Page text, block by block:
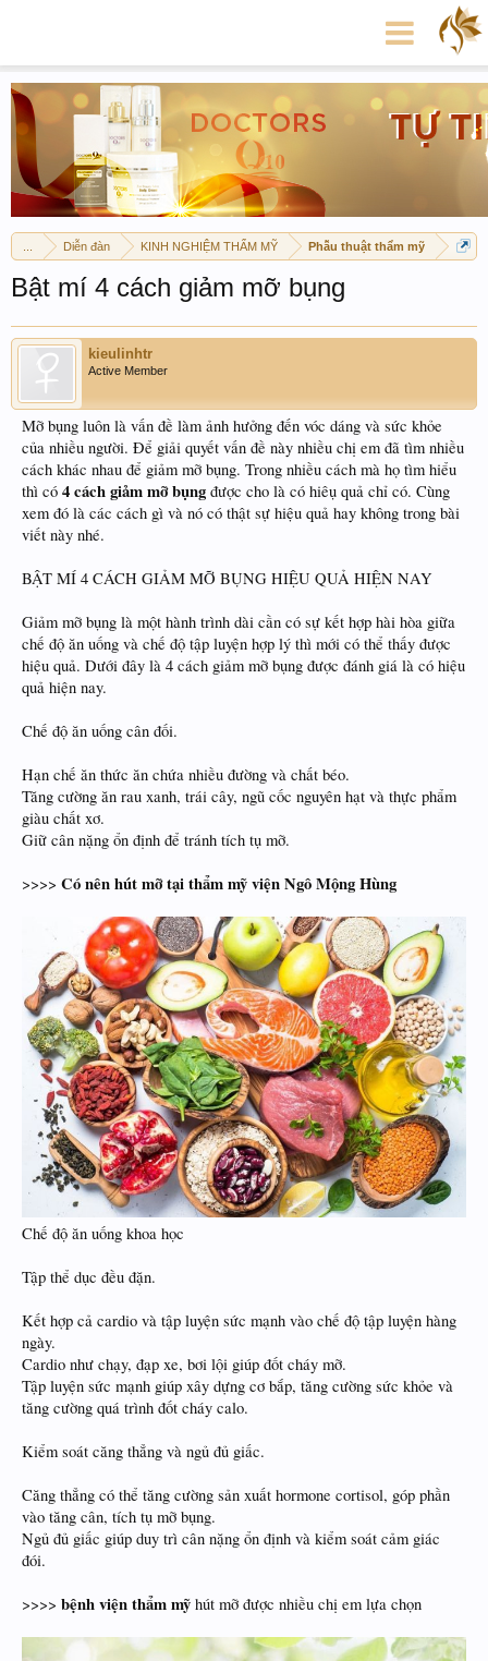
Diễn đàn KINH NGHIỆM THẨM MỸ Phẫu thuật thẩm mỹ
Bật mí 4 cách giảm mỡ bụng
kieulinhtr
Active Member
Mỡ bụng luôn là vấn đề làm ảnh hưởng đến vóc dáng và sức khỏe
của nhiều người. Để giải quyết vấn đề này nhiều chị em đã tìm nhiều
cách khác nhau để giảm mỡ bụng. Trong nhiều cách mà họ tìm hiểu
thì có 4 cách giảm mỡ bụng được cho là có hiêụ quả chỉ có. Cùng
xem đó là các cách gì và nó có thật sự hiệu quả hay không trong bài
viết này nhé.
BẬT MÍ 4 CÁCH GIẢM MỠ BỤNG HIỆU QUẢ HIỆN NAY
Giảm mỡ bụng là một hành trình dài cần có sự kết hợp hài hòa giữa
chế độ ăn uống và chế độ tập luyện hợp lý thì mới có thể thấy được
hiệu quả. Dưới đây là 4 cách giảm mỡ bụng được đánh giá là có hiệu
quả hiện nay.
Chế độ ăn uống cân đối.
Hạn chế ăn thức ăn chứa nhiều đường và chất béo.
Tăng cường ăn rau xanh, trái cây, ngũ cốc nguyên hạt và thực phẩm
giàu chất xơ.
Giữ cân nặng ổn định để tránh tích tụ mỡ.
>>>> Có nên hút mỡ tại thẩm mỹ viện Ngô Mộng Hùng
Chế độ ăn uống khoa học
Tập thể dục đều đặn.
Kết hợp cả cardio và tập luyện sức mạnh vào chế độ tập luyện hàng
ngày.
Cardio như chạy, đạp xe, bơi lội giúp đốt cháy mỡ.
Tập luyện sức mạnh giúp xây dựng cơ bắp, tăng cường sức khỏe và
tăng cường quá trình đốt cháy calo.
Kiểm soát căng thẳng và ngủ đủ giấc.
Căng thẳng có thể tăng cường sản xuất hormone cortisol, góp phần
vào tăng cân, tích tụ mỡ bụng.
Ngủ đủ giấc giúp duy trì cân nặng ổn định và kiểm soát cảm giác
đói.
>>>> bệnh viện thẩm mỹ hút mỡ được nhiều chị em lựa chọn